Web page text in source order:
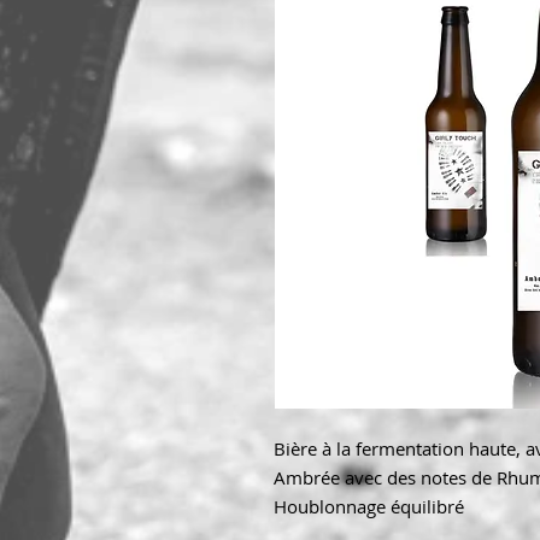
Bière à la fermentation haute,
Ambrée avec des notes de
Houblonnage équilibré